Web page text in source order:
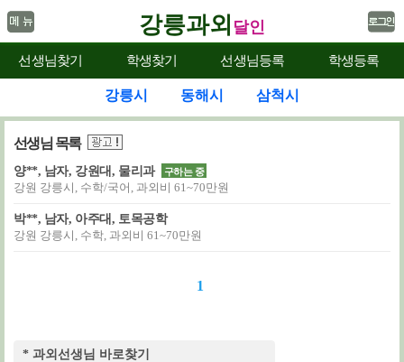
강릉과외 달인
선생님찾기 학생찾기 선생님등록 학생등록
강릉시 동해시 삼척시
선생님 목록
양**, 남자, 강원대, 물리과 구하는 중
강원 강릉시, 수학/국어, 과외비 61~70만원
박**, 남자, 아주대, 토목공학
강원 강릉시, 수학, 과외비 61~70만원
1
* 과외선생님 바로찾기